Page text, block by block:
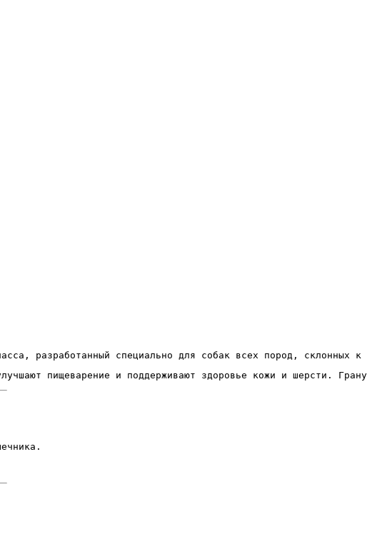
разработанный специально для собак всех пород, склонных
пищеварение и поддерживают здоровье кожи и шерсти.